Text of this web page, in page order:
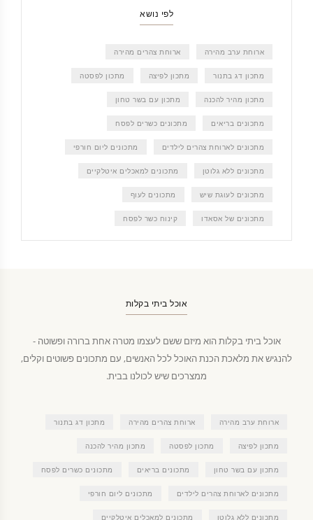
לפי נושא
ארוחת ערב מהירה ארוחת צהרים מהירה
מתכון דג בתנור מתכון לפיצה מתכון לפסטה
מתכון מהיר להכנה מתכון עם בשר טחון
מתכונים בריאים מתכונים כשרים לפסח
מתכונים לארוחת צהרים לילדים מתכונים ליום חורפי
מתכונים ללא גלוטן מתכונים למאכלים איטלקיים
מתכונים לעוגת שיש מתכונים לעוף
מתכונים של אסאדו קינוח כשר לפסח
אוכל ביתי בקלות
אוכל ביתי בקלות הוא מיזם ששם לעצמו מטרה אחת ברורה ופשוטה -
להנגיש את מלאכת הכנת האוכל לכל האנשים, עם מתכונים פשוטים וקלים,
ממצרכים שיש לכולנו בבית.
ארוחת ערב מהירה ארוחת צהרים מהירה מתכון דג בתנור
מתכון לפיצה מתכון לפסטה מתכון מהיר להכנה
מתכון עם בשר טחון מתכונים בריאים מתכונים כשרים לפסח
מתכונים לארוחת צהרים לילדים מתכונים ליום חורפי
מתכונים ללא גלוטן מתכונים למאכלים איטלקיים